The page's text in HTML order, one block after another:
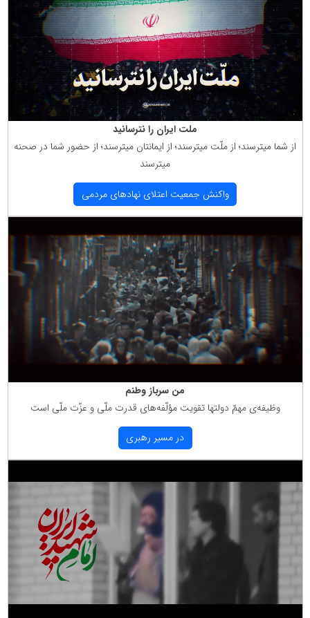
ملت ایران را نترسانید
از شما میترسند؛ از ملّت میترسند؛ از ایمانتان میترسند؛ از حضور شما در صحنه
میترسند
واكنش جمعیت اعتلای نهادهای مردمی
من سرباز وطنم
وظیفه‌ی مهمّ دولتها تقویت مؤلّفه‌های قدرت ملّی و عزّت ملّی است
در مسیر رهبری